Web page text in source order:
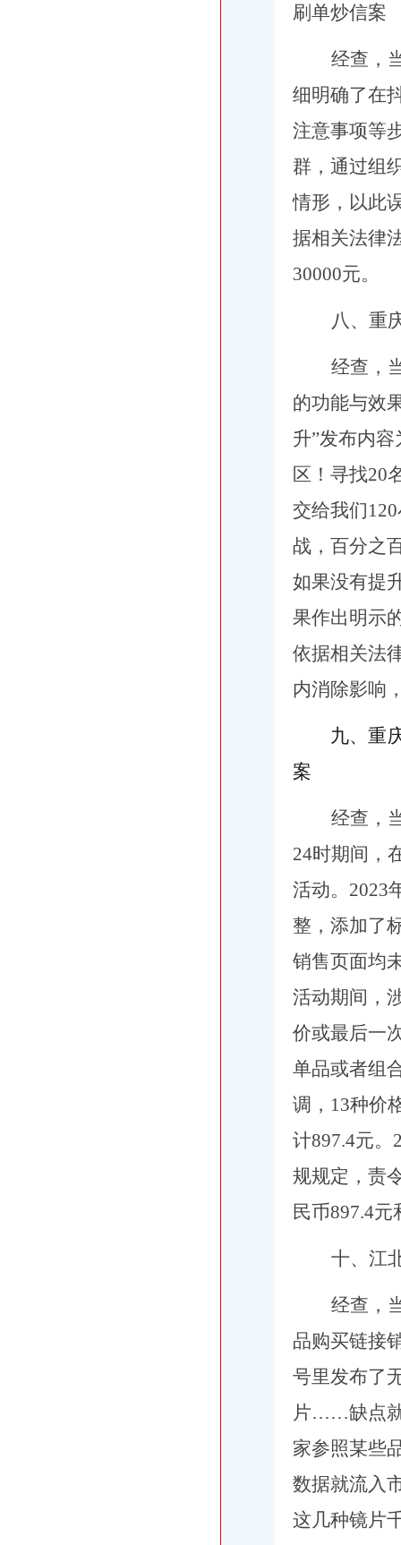
刷单炒信案
经查，
细明确了在
注意事项等
群，通过组
情形，以此
据相关法律
30000元。
八、 重
经查，
的功能与效
升”发布内
区！寻找20
交给我们
战，百分之
如果没有提
果作出明示
依据相关法
内消除影响
九、重
案
经查，
24时期间，
活动。2023
整，添加了
销售页面均
活动期间，
价或最后一
单品或者组
调，13种价
计897.4元。
规规定，责
民币897.4
十、 江
经查，
品购买链接
号里发布了
片……缺点就
家参照某些
数据就流入
这几种镜片